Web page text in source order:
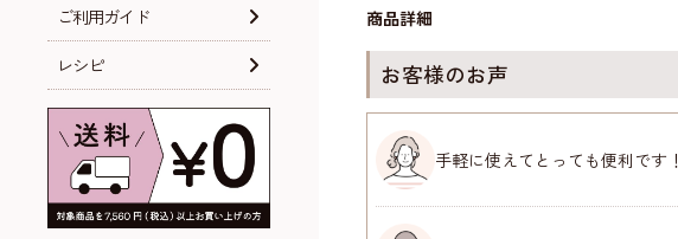
ご利用ガイド
レシピ
商品詳細
お客様のお声
手軽に使えてとっても便利です！